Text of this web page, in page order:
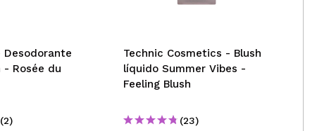
Desodorante
Rosée du
(2)
Technic Cosmetics - Blush
líquido Summer Vibes -
Feeling Blush
(23)